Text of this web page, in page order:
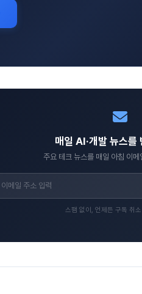
매일 AI·개발 뉴스를
주요 테크 뉴스를 매일 아침 이
스팸 없이, 언제든 구독 취